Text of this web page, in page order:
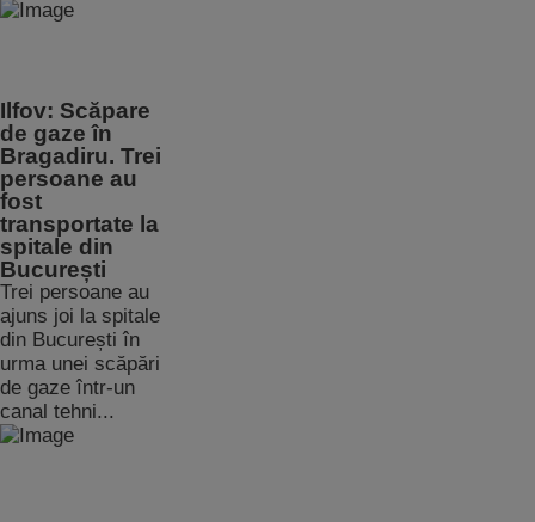
Ilfov: Scăpare
de gaze în
Bragadiru. Trei
persoane au
fost
transportate la
spitale din
București
Trei persoane au
ajuns joi la spitale
din București în
urma unei scăpări
de gaze într-un
canal tehni...